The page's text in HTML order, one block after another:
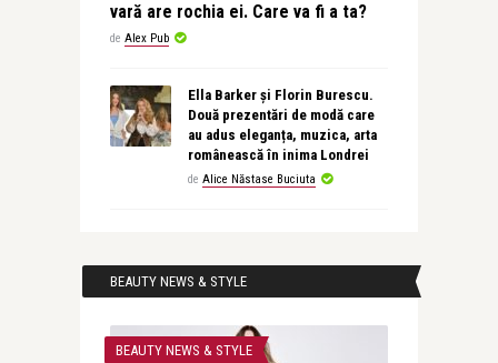
vară are rochia ei. Care va fi a ta?
de Alex Pub
Ella Barker și Florin Burescu.
Două prezentări de modă care
au adus eleganța, muzica, arta
românească în inima Londrei
de Alice Năstase Buciuta
BEAUTY NEWS & STYLE
BEAUTY NEWS & STYLE